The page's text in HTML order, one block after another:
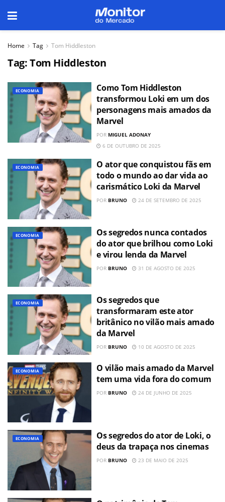
Home Tag Tom Hiddleston
Tag:Tom Hiddleston
ECONOMIA
Como Tom Hiddleston
transformou Loki em um dos
personagens mais amados da
Marvel
POR MIGUEL ADONAY
6 DE OUTUBRO DE 2025
ECONOMIA
O ator que conquistou fãs em
todo o mundo ao dar vida ao
carismático Loki da Marvel
POR BRUNO 24 DE SETEMBRO DE 2025
ECONOMIA
Os segredos nunca contados
do ator que brilhou como Loki
e virou lenda da Marvel
POR BRUNO 31 DE AGOSTO DE 2025
ECONOMIA
Os segredos que
transformaram este ator
britânico no vilão mais amado
da Marvel
POR BRUNO 10 DE AGOSTO DE 2025
ECONOMIA
O vilão mais amado da Marvel
tem uma vida fora do comum
POR BRUNO 24 DE JUNHO DE 2025
ECONOMIA
Os segredos do ator de Loki, o
deus da trapaça nos cinemas
POR BRUNO 23 DE MAIO DE 2025